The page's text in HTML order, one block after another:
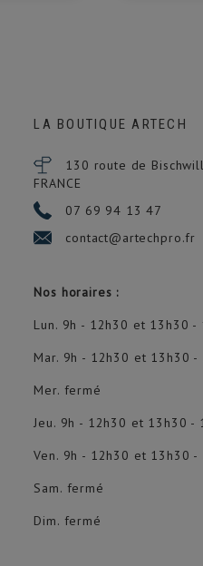
LA BOUTIQUE ARTECH
130 route de
FRANCE
07 69 94 13 47
contact@artechpro.fr
Nos horaires :
Lun. 9h - 12h30 et 13h30 -
Mar. 9h - 12h30 et 13h30 -
Mer. fermé
Jeu. 9h - 12h30 et 13h30 -
Ven. 9h - 12h30 et 13h30 -
Sam. fermé
Dim. fermé